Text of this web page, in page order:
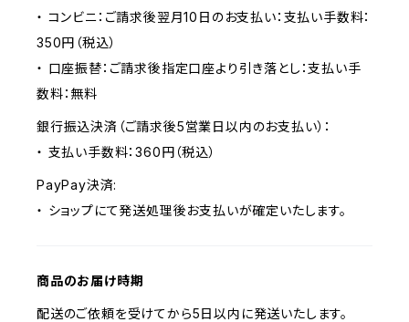
・ コンビニ：ご請求後翌月10日のお支払い：支払い手数料：
350円（税込）
・ 口座振替：ご請求後指定口座より引き落とし：支払い手
数料：無料
銀行振込決済（ご請求後5営業日以内のお支払い）：
・ 支払い手数料：360円（税込）
PayPay決済:
・ ショップにて発送処理後お支払いが確定いたします。
商品のお届け時期
配送のご依頼を受けてから5日以内に発送いたします。